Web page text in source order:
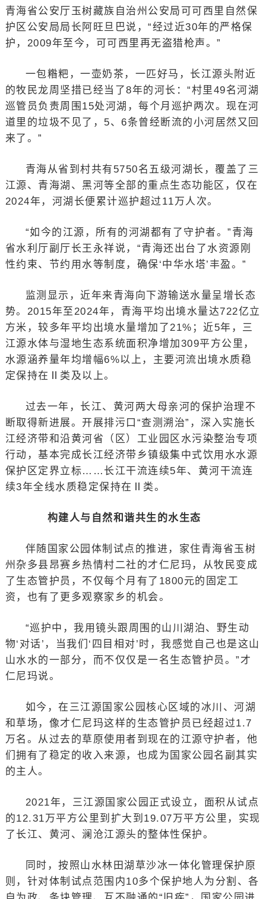
青海省公安厅玉树藏族自治州公安局可可西里自然保
护区公安局局长阿旺旦巴说，“经过近30年的严格保
护，2009年至今，可可西里再无盗猎枪声。”
一包糌粑，一壶奶茶，一匹好马，长江源头附近
的牧民龙周坚措已经当了8年的河长：“村里49名河湖
巡管员负责周围15处河湖，每个月巡护两次。现在河
道里的垃圾不见了，5、6条曾经断流的小河居然又回
来了。”
青海从省到村共有5750名五级河湖长，覆盖了三
江源、青海湖、黑河等全部的重点生态功能区，仅在
2024年，河湖长便累计巡护超过11万人次。
“如今的江源，所有的河湖都有了守护者。”青海
省水利厅副厅长王永祥说，“青海还出台了水资源刚
性约束、节约用水等制度，确保‘中华水塔’丰盈。”
监测显示，近年来青海向下游输送水量呈增长态
势。2015年至2024年，青海平均出境水量达722亿立
方米，较多年平均出境水量增加了21%；近5年，三
江源水体与湿地生态系统面积净增加309平方公里，
水源涵养量年均增幅6%以上，主要河流出境水质稳
定保持在Ⅱ类及以上。
过去一年，长江、黄河两大母亲河的保护治理不
断取得新进展。开展排污口“查测溯治”，深入实施长
江经济带和沿黄河省（区）工业园区水污染整治专项
行动，基本完成长江经济带乡镇级集中式饮用水水源
保护区定界立标……长江干流连续5年、黄河干流连
续3年全线水质稳定保持在Ⅱ类。
构建人与自然和谐共生的水生态
伴随国家公园体制试点的推进，家住青海省玉树
州杂多县昂赛乡热情村二社的才仁尼玛，从牧民变成
了生态管护员，不仅每个月有了1800元的固定工
资，也有了更多观察家乡的机会。
“巡护中，我用镜头跟周围的山川湖泊、野生动
物‘对话’，当我们‘四目相对’时，我感觉自己也是这山
山水水的一部分，而不仅仅是一名生态管护员。”才
仁尼玛说。
如今，在三江源国家公园核心区域的冰川、河湖
和草场，像才仁尼玛这样的生态管护员已经超过1.7
万名。从过去的草原使用者到现在的江源守护者，他
们拥有了稳定的收入来源，也成为国家公园名副其实
的主人。
2021年，三江源国家公园正式设立，面积从试点
的12.31万平方公里到扩大到19.07万平方公里，实现
了长江、黄河、澜沧江源头的整体性保护。
同时，按照山水林田湖草沙冰一体化管理保护原
则，针对体制试点范围内10多个保护地人为分割、各